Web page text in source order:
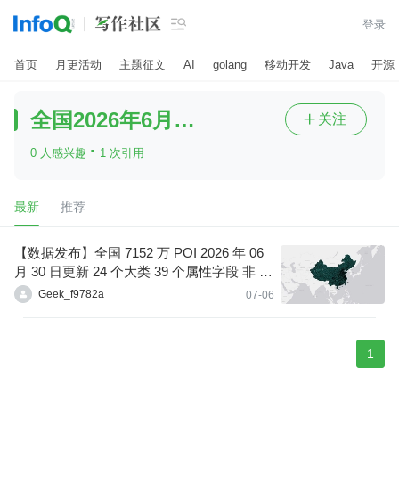
 登录
首页 月更活动 主题征文 AI golang 移动开发 Java 开源
全国2026年6月最新POI
0 人感兴趣 · 1 次引用
 关注
最新 推荐
【数据发布】全国 7152 万 POI 2026 年 06
月 30 日更新 24 个大类 39 个属性字段 非 O
SM 数据Geek_f9782a 07-06
1